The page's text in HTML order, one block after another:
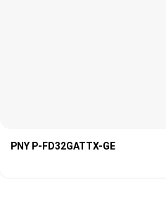
PNY P-FD32GATTX-GE